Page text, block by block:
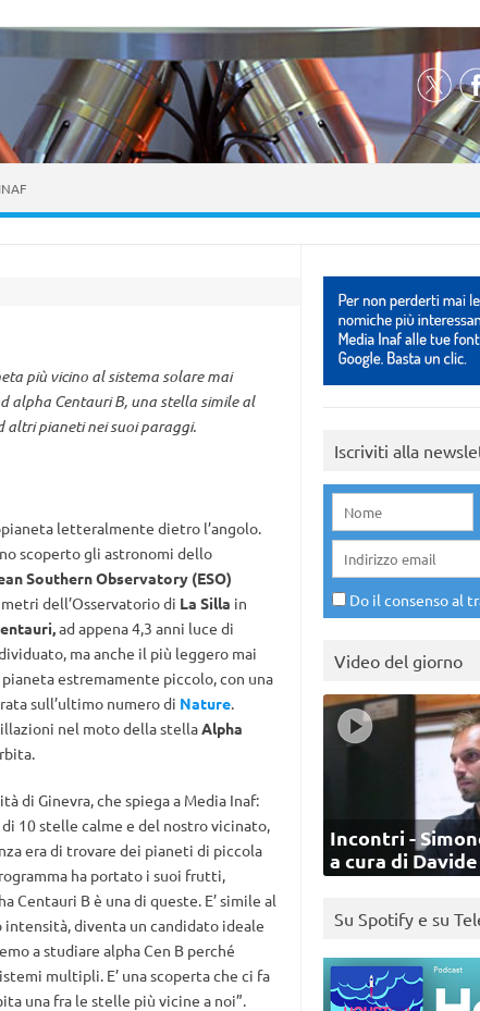
INAF
più vicino al sistema solare mai
alpha Centauri B, una stella simile al
altri pianeti nei suoi paraggi.
letteralmente dietro l’angolo.
scoperto gli astronomi dello
Southern Observatory (ESO)
dell’Osservatorio di La Silla in
ad appena 4,3 anni luce di
ma anche il più leggero mai
estremamente piccolo, con una
sull’ultimo numero di Nature.
nel moto della stellaAlpha
di Ginevra, che spiega a Media Inaf:
10 stelle calme e del nostro vicinato,
era di trovare dei pianeti di piccola
ha portato i suoi frutti,
B è una di queste. E’ simile al
intensità, diventa un candidato ideale
a studiare alpha Cen B perché
multipli. E’ una scoperta che ci fa
una fra le stelle più vicine a noi”.
Iscriviti alla
Do il consenso al
Video del giorno
Incontri -
a cura di
Su Spotify e su